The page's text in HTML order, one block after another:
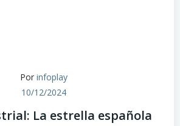
Por infoplay
10/12/2024
La estrella española